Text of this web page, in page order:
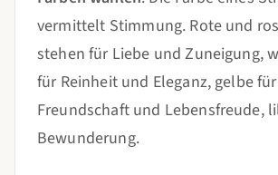
vermittelt Stimmung. Rote und
stehen für Liebe und Zuneigung,
für Reinheit und Eleganz, gelbe für
Freundschaft und Lebensfreude,
Bewunderung.